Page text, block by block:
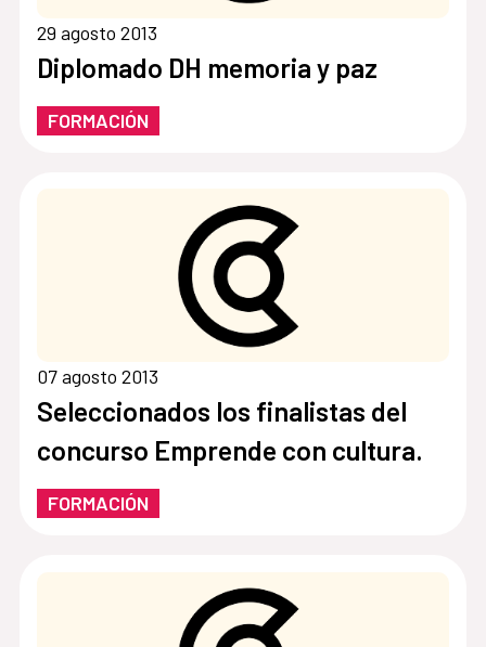
29 agosto 2013
Diplomado DH memoria y paz
FORMACIÓN
07 agosto 2013
Seleccionados los finalistas del
concurso Emprende con cultura.
FORMACIÓN